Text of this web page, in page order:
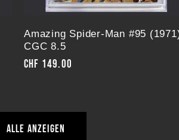
Amazing Spider-Man #95
CGC 8.5
Normaler
CHF 149.00
Alle anzeigen